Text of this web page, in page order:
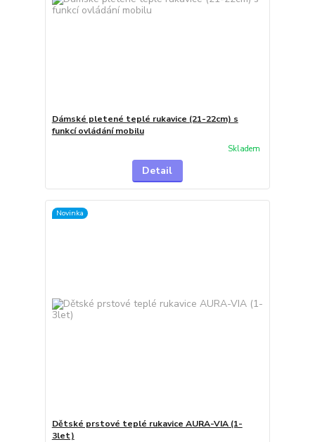
Dámské pletené teplé rukavice (21-22cm) s
funkcí ovládání mobilu
Skladem
Detail
Novinka
Dětské prstové teplé rukavice AURA-VIA (1-
3let)